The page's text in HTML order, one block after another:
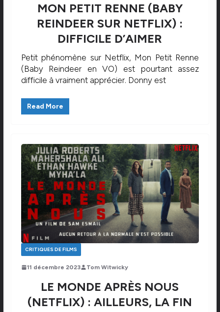
MON PETIT RENNE (BABY
REINDEER SUR NETFLIX) :
DIFFICILE D’AIMER
Petit phénomène sur Netflix, Mon Petit Renne
(Baby Reindeer en VO) est pourtant assez
difficile à vraiment apprécier. Donny est
Read More
CRITIQUES DE FILMS
11 décembre 2023 Tom Witwicky
LE MONDE APRÈS NOUS
(NETFLIX) : AILLEURS, LA FIN